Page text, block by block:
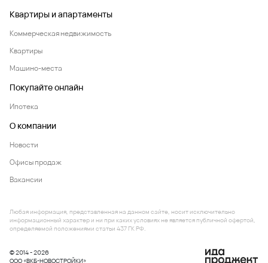
Квартиры и апартаменты
Коммерческая недвижимость
Квартиры
Машино-места
Покупайте онлайн
Ипотека
О компании
Новости
Офисы продаж
Вакансии
© 2014 - 2026
ООО «ВКБ-НОВОСТРОЙКИ»
Любая информация, представленная на данном сайте, носит исключительно
информационный характер и ни при каких условиях не является публичной офертой,
определяемой положениями статьи 437 ГК РФ.